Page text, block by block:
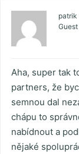
patrik
Guest
Aha, super tak
partners, že
semnou dal
chápu to
nabídnout a
nějaké